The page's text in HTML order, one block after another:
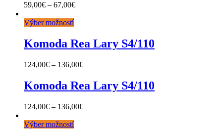
59,00€ – 67,00€
Výber možností
Komoda Rea Lary S4/110
124,00€ – 136,00€
Komoda Rea Lary S4/110
124,00€ – 136,00€
Výber možností